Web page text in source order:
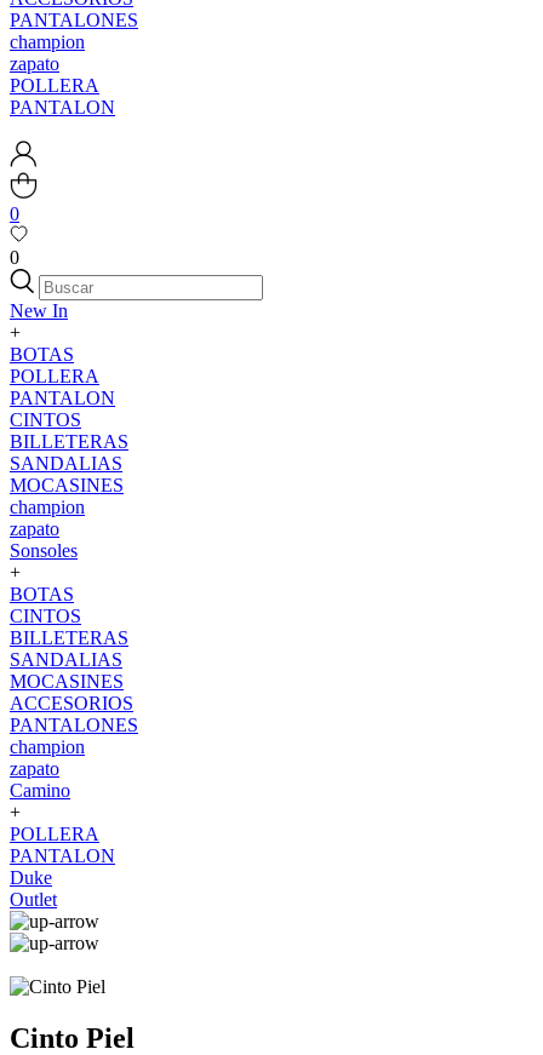
PANTALONES
champion
zapato
POLLERA
PANTALON
0
0
New In
+
BOTAS
POLLERA
PANTALON
CINTOS
BILLETERAS
SANDALIAS
MOCASINES
champion
zapato
Sonsoles
+
BOTAS
CINTOS
BILLETERAS
SANDALIAS
MOCASINES
ACCESORIOS
PANTALONES
champion
zapato
Camino
+
POLLERA
PANTALON
Duke
Outlet
Cinto Piel